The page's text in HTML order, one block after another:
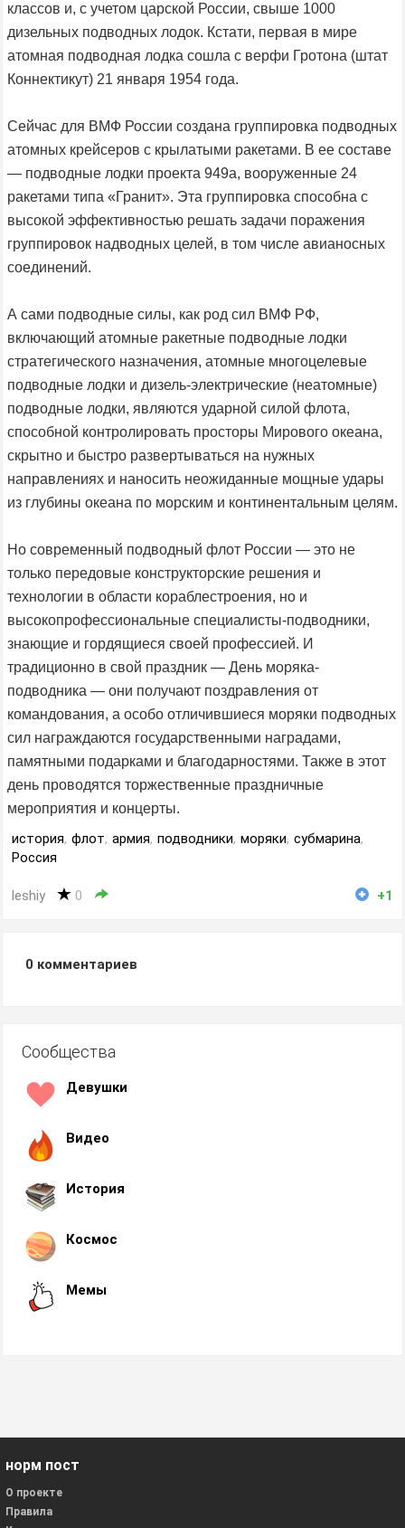
классов и, с учетом царской России, свыше 1000
дизельных подводных лодок. Кстати, первая в мире
атомная подводная лодка сошла с верфи Гротона (штат
Коннектикут) 21 января 1954 года.
Сейчас для ВМФ России создана группировка подводных
атомных крейсеров с крылатыми ракетами. В ее составе
— подводные лодки проекта 949а, вооруженные 24
ракетами типа «Гранит». Эта группировка способна с
высокой эффективностью решать задачи поражения
группировок надводных целей, в том числе авианосных
соединений.
А сами подводные силы, как род сил ВМФ РФ,
включающий атомные ракетные подводные лодки
стратегического назначения, атомные многоцелевые
подводные лодки и дизель-электрические (неатомные)
подводные лодки, являются ударной силой флота,
способной контролировать просторы Мирового океана,
скрытно и быстро развертываться на нужных
направлениях и наносить неожиданные мощные удары
из глубины океана по морским и континентальным целям.
Но современный подводный флот России — это не
только передовые конструкторские решения и
технологии в области кораблестроения, но и
высокопрофессиональные специалисты-подводники,
знающие и гордящиеся своей профессией. И
традиционно в свой праздник — День моряка-
подводника — они получают поздравления от
командования, а особо отличившиеся моряки подводных
сил награждаются государственными наградами,
памятными подарками и благодарностями. Также в этот
день проводятся торжественные праздничные
мероприятия и концерты.
история, флот, армия, подводники, моряки, субмарина,
Россия
leshiy 0 +1
0 комментариев
Сообщества
Девушки
Видео
История
Космос
Мемы
норм пост
О проекте
Правила